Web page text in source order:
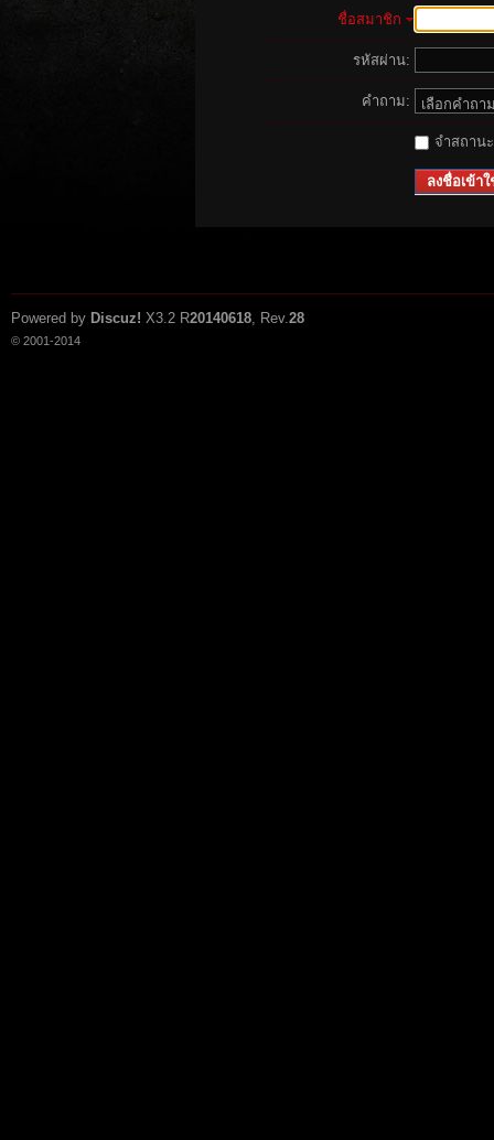
ชื่อสมาชิก
รหัสผ่าน:
คำถาม:
จำสถาน
ลงชื่อเข้าใ
Powered by Discuz! X3.2 R20140618, Rev.28
© 2001-2014